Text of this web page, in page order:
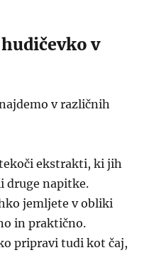
v
v različnih
ekstrakti, ki jih
druge napitke.
jemljete v obliki
in praktično.
pripravi tudi kot čaj,